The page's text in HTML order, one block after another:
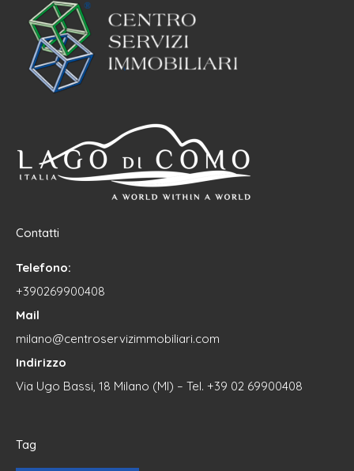
Contatti
Telefono:
+390269900408
Mail
milano@centroservizimmobiliari.com
Indirizzo
Via Ugo Bassi, 18 Milano (MI) – Tel. +39 02 69900408
Tag